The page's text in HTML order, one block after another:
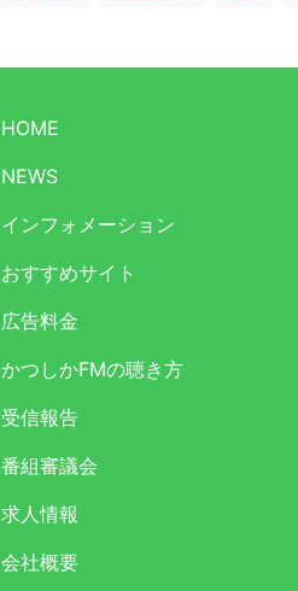
HOME
NEWS
インフォメーション
おすすめサイト
広告料金
かつしかFMの聴き方
受信報告
番組審議会
求人情報
会社概要